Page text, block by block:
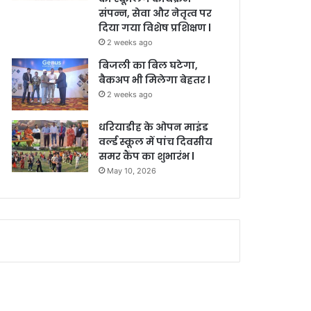
संपन्न, सेवा और नेतृत्व पर
दिया गया विशेष प्रशिक्षण l
2 weeks ago
बिजली का बिल घटेगा,
बैकअप भी मिलेगा बेहतर l
2 weeks ago
धरियाडीह के ओपन माइंड
वर्ल्ड स्कूल में पांच दिवसीय
समर कैंप का शुभारंभ l
May 10, 2026